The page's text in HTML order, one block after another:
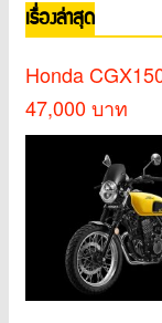
เรื่องล่าสุด
Honda
47,000 บาท